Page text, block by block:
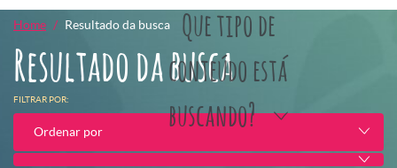
Que tipo de
conteúdo está
buscando?
Home Resultado da busca
Resultado da busca
FILTRAR POR:
Ordenar por